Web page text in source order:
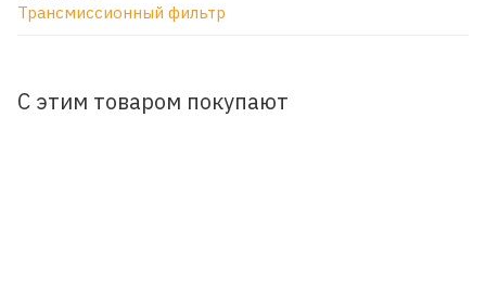
Трансмиссионный фильтр
С этим товаром покупают